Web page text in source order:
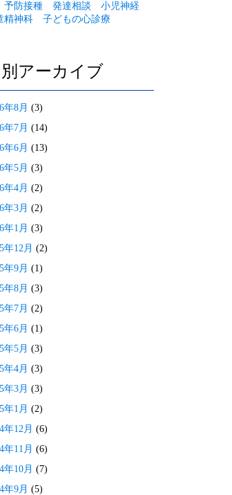
防接種 発達相談 小児神経
精神科 子どもの心診療
別アーカイブ
年8月 (3)
年7月 (14)
年6月 (13)
年5月 (3)
年4月 (2)
年3月 (2)
年1月 (3)
年12月 (2)
年9月 (1)
年8月 (3)
年7月 (2)
年6月 (1)
年5月 (3)
年4月 (3)
年3月 (3)
年1月 (2)
年12月 (6)
年11月 (6)
年10月 (7)
年9月 (5)